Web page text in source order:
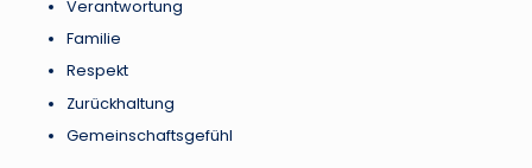
Verantwortung
Familie
Respekt
Zurückhaltung
Gemeinschaftsgefühl